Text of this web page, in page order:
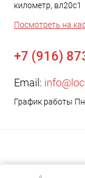
километр, вл20с1
Посмотреть на
+7 (916)
Email:
График работы